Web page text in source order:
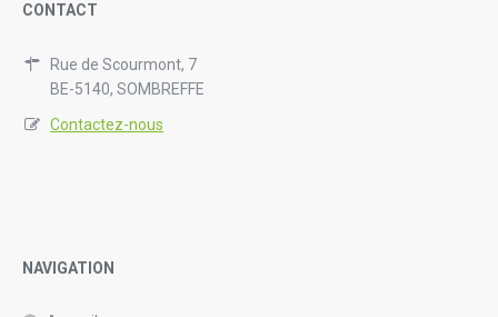
CONTACT
Rue de Scourmont, 7
BE-5140, SOMBREFFE
Contactez-nous
NAVIGATION